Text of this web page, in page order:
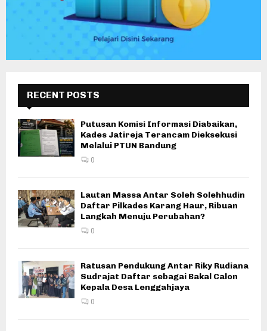
RECENT POSTS
Putusan Komisi Informasi Diabaikan,
Kades Jatireja Terancam Dieksekusi
Melalui PTUN Bandung
0
Lautan Massa Antar Soleh Solehhudin
Daftar Pilkades Karang Haur, Ribuan
Langkah Menuju Perubahan?
0
Ratusan Pendukung Antar Riky Rudiana
Sudrajat Daftar sebagai Bakal Calon
Kepala Desa Lenggahjaya
0